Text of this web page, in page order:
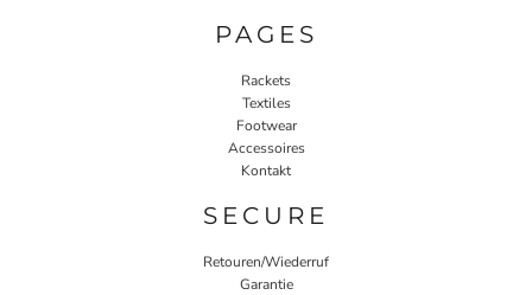
PAGES
Rackets
Textiles
Footwear
Accessoires
Kontakt
SECURE
Retouren/Wiederruf
Garantie